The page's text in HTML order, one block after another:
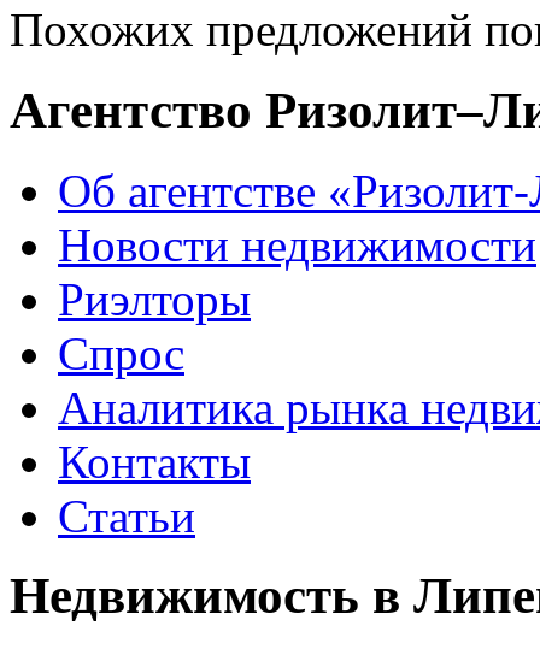
Похожих предложений
Агентство
Об агентстве
Новости недвижимости
Риэлторы
Спрос
Аналитика рынка
Контакты
Статьи
Недвижимость в